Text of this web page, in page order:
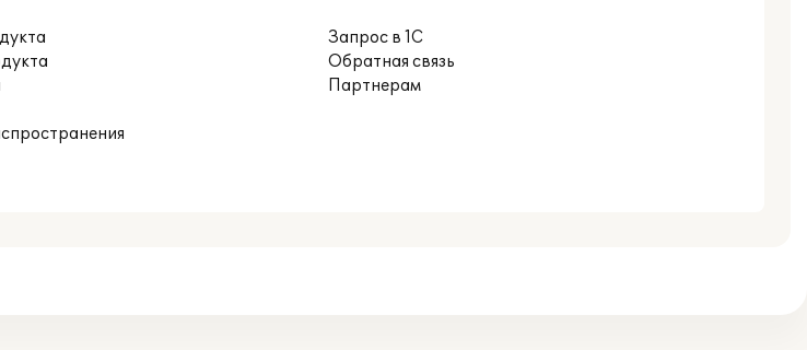
Запрос в 1С
Обратная связь
Партнерам